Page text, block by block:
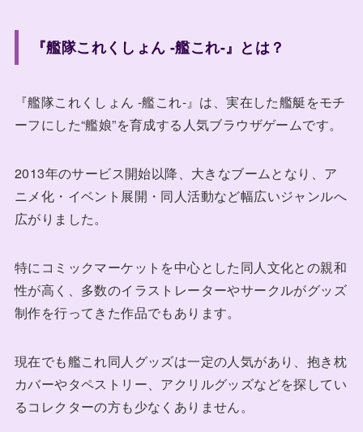
『艦隊これくしょん -艦これ-』とは？
『艦隊これくしょん -艦これ-』は、実在した艦艇をモチ
ーフにした“艦娘”を育成する人気ブラウザゲームです。
2013年のサービス開始以降、大きなブームとなり、ア
ニメ化・イベント展開・同人活動など幅広いジャンルへ
広がりました。
特にコミックマーケットを中心とした同人文化との親和
性が高く、多数のイラストレーターやサークルがグッズ
制作を行ってきた作品でもあります。
現在でも艦これ同人グッズは一定の人気があり、抱き枕
カバーやタペストリー、アクリルグッズなどを探してい
るコレクターの方も少なくありません。